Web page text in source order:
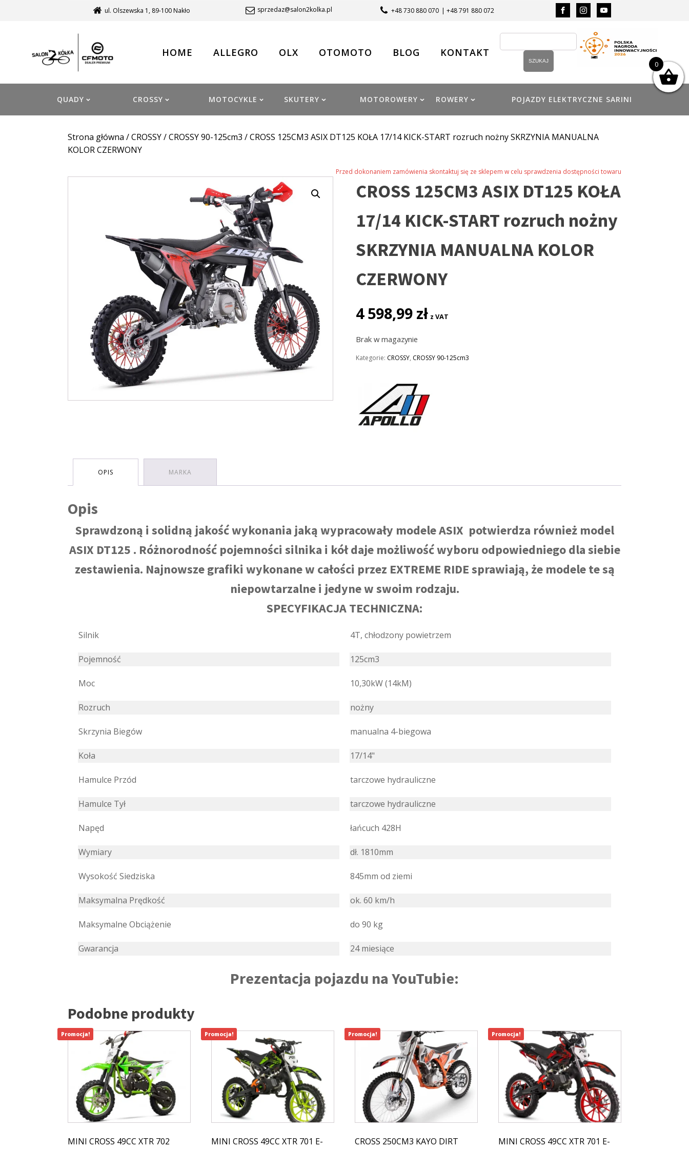
ul. Olszewska 1, 89-100 Nakło sprzedaz@salon2kolka.pl +48 730 880 070 | +48 791 880 072
HOME ALLEGRO OLX OTOMOTO BLOG KONTAKT
QUADY CROSSY MOTOCYKLE SKUTERY MOTOROWERY ROWERY POJAZDY ELEKTRYCZNE SARINI
Strona główna /CROSSY/CROSSY 90-125cm3 / CROSS 125CM3 ASIX DT125 KOŁA 17/14 KICK-START rozruch nożny SKRZYNIA MANUALNA
KOLOR CZERWONY
Przed dokonaniem zamówienia skontaktuj się ze sklepem w celu sprawdzenia dostępności towaru
CROSS 125CM3 ASIX DT125 KOŁA
17/14 KICK-START rozruch nożny
SKRZYNIA MANUALNA KOLOR
CZERWONY
4 598,99 zł z VAT
Brak w magazynie
Kategorie: CROSSY, CROSSY 90-125cm3
OPIS MARKA
Opis
Sprawdzoną i solidną jakość wykonania jaką wypracowały modele ASIX potwierdza również model
ASIX DT125 . Różnorodność pojemności silnika i kół daje możliwość wyboru odpowiedniego dla siebie
zestawienia. Najnowsze grafiki wykonane w całości przez EXTREME RIDE sprawiają, że modele te są
niepowtarzalne i jedyne w swoim rodzaju.
SPECYFIKACJA TECHNICZNA:
Silnik 4T, chłodzony powietrzem
Pojemność 125cm3
Moc 10,30kW (14kM)
Rozruch nożny
Skrzynia Biegów manualna 4-biegowa
Koła 17/14"
Hamulce Przód tarczowe hydrauliczne
Hamulce Tył tarczowe hydrauliczne
Napęd łańcuch 428H
Wymiary dł. 1810mm
Wysokość Siedziska 845mm od ziemi
Maksymalna Prędkość ok. 60 km/h
Maksymalne Obciążenie do 90 kg
Gwarancja 24 miesiące
Prezentacja pojazdu na YouTubie:
Podobne produkty
MINI CROSS 49CC XTR 702
Promocja!
MINI CROSS 49CC XTR 701 E-
Promocja!
CROSS 250CM3 KAYO DIRT
Promocja!
MINI CROSS 49CC XTR 701 E-
Promocja!
0